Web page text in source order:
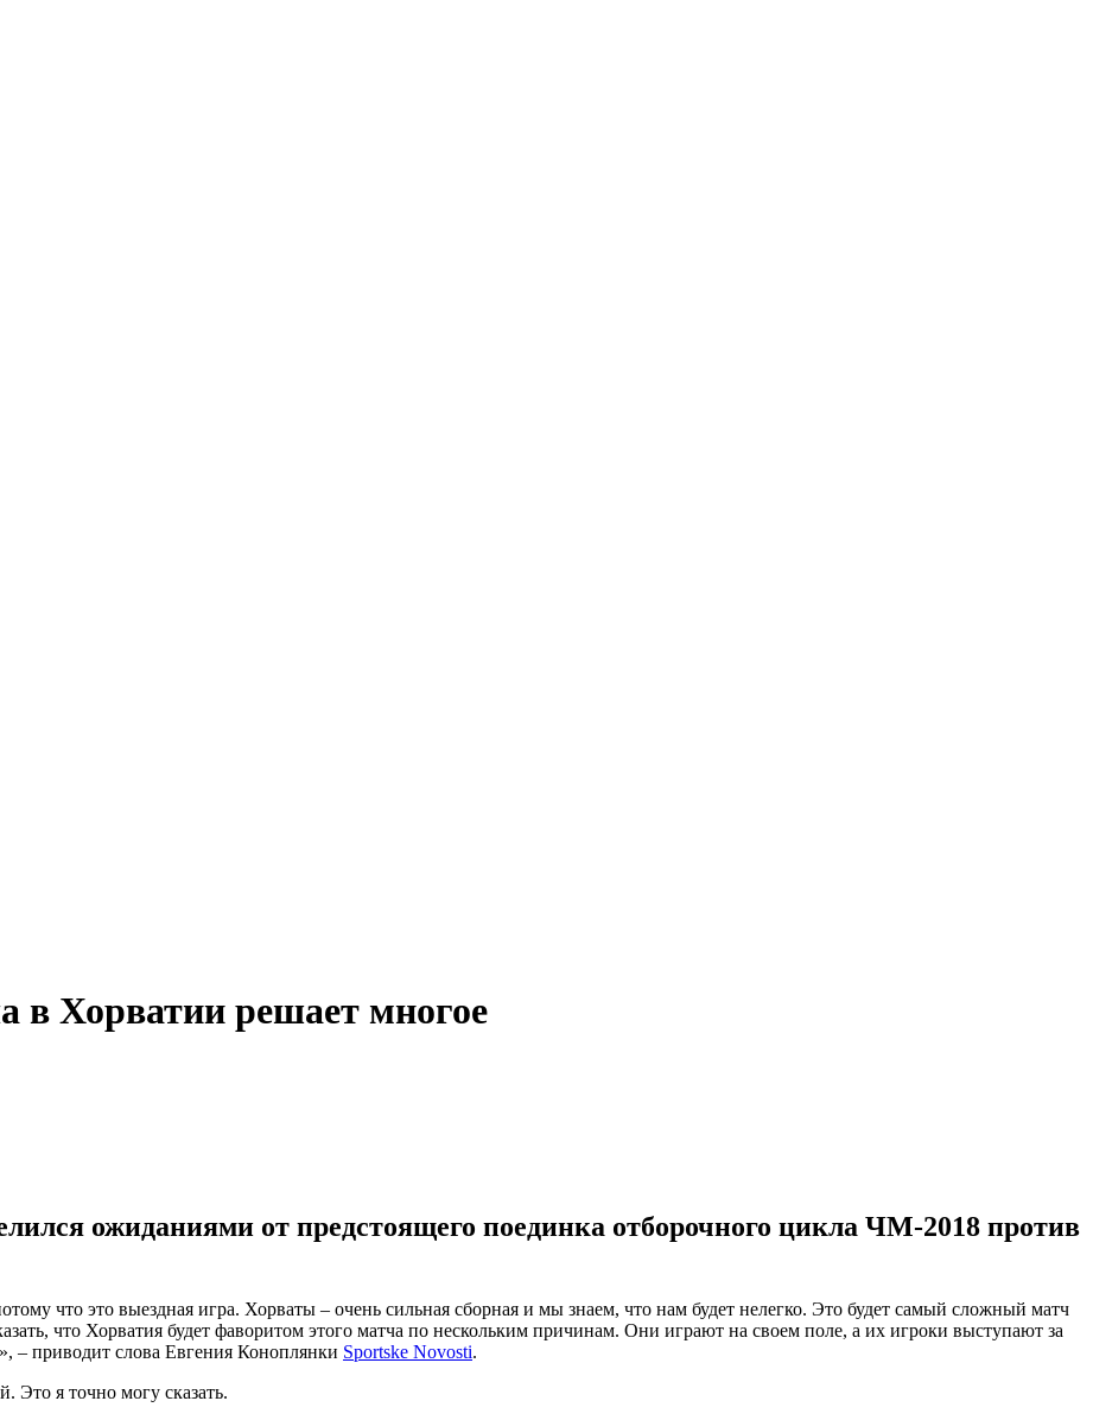
в Хорватии решает многое
ожиданиями от предстоящего поединка отборочного цикла ЧМ-2018 против
что это выездная игра. Хорваты – очень сильная сборная и мы знаем, что нам будет нелегко. Это будет самый сложный матч
что Хорватия будет фаворитом этого матча по нескольким причинам. Они играют на своем поле, а их игроки выступают за
– приводит слова Евгения Коноплянки Sportske Novosti.
Это я точно могу сказать.